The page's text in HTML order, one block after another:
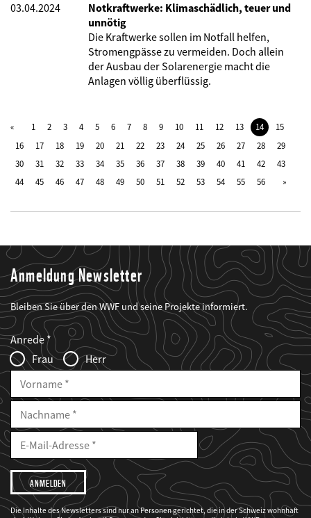
03.04.2024
Notkraftwerke: Klimaschädlich, teuer und
unnötig
Die Kraftwerke sollen im Notfall helfen,
Stromengpässe zu vermeiden. Doch allein
der Ausbau der Solarenergie macht die
Anlagen völlig überflüssig.
1 2 3 4 5 6 7 8 9 10 11 12 13 14
15
16
17 18 19 20 21 22 23 24 25 26 27 28
29
30
31 32 33 34 35 36 37 38 39 40 41 42
43
44
45 46 47 48 49 50 51 52 53 54 55 56
Anmeldung Newsletter
Bleiben Sie über den WWF und seine Projekte informiert.
Web2Case
Infofelder
Fieldset
anrede_name
Anrede
Frau
Herr
Vorname
Nachname
E-
Mailadresse
E-
Adresse
Ich
möchte,
dass
der
WWF
mich
Die Inhalte des Newsletters sind nur an Personen gerichtet, die in der Schweiz wohnhaft